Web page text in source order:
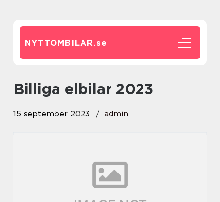
NYTTOMBILAR.se
billiga elbilar 2023
15 september 2023 admin